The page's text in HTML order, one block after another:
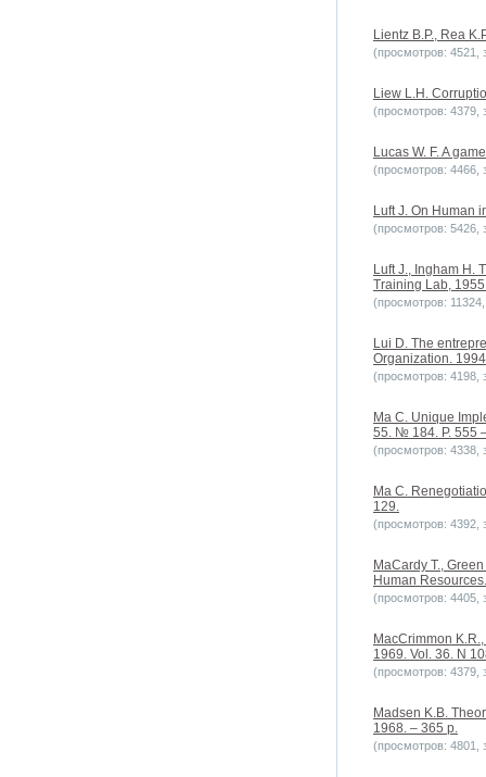
Lientz B.P., Rea
(просмотров: 4521,
Liew L.H.
(просмотров: 4379,
Lucas W. F. A
(просмотров: 4466,
Luft J. On Human
(просмотров: 5426,
Luft J., Ingham H.
Training Lab,
(просмотров:
Lui D. The
Organization.
(просмотров: 4198,
Ma C. Unique
55. № 184. P. 555
(просмотров: 4338,
Ma C.
129.
(просмотров: 4392,
MaCardy T.,
Human
(просмотров: 4405,
MacCrimmon
1969. Vol. 36. N
(просмотров: 4379,
Madsen K.B.
1968. – 365 p.
(просмотров: 4801,